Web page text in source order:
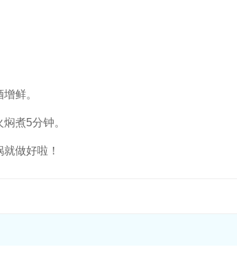
鲜。
煮5分钟。
做好啦！